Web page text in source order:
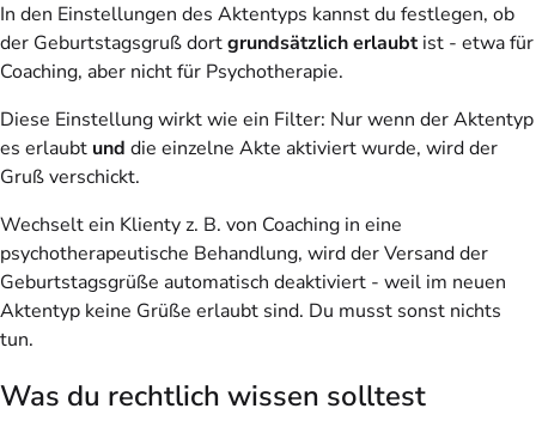
In den Einstellungen des Aktentyps kannst du festlegen, ob
der Geburtstagsgruß dortgrundsätzlich erlaubtist - etwa für
Coaching, aber nicht für Psychotherapie.
Diese Einstellung wirkt wie ein Filter: Nur wenn der Aktentyp
es erlaubt und die einzelne Akte aktiviert wurde, wird der
Gruß verschickt.
Wechselt ein Klienty z. B. von Coaching in eine
psychotherapeutische Behandlung, wird der Versand der
Geburtstagsgrüße automatisch deaktiviert - weil im neuen
Aktentyp keine Grüße erlaubt sind. Du musst sonst nichts
tun.
Was du rechtlich wissen solltest